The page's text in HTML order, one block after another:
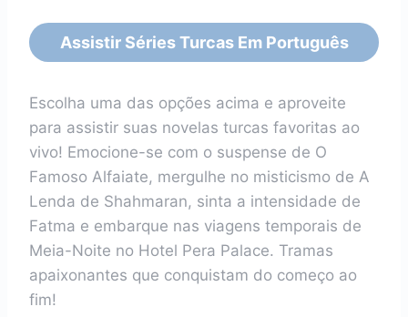
Assistir Séries Turcas Em Português
Escolha uma das opções acima e aproveite
para assistir suas novelas turcas favoritas ao
vivo! Emocione-se com o suspense de O
Famoso Alfaiate, mergulhe no misticismo de A
Lenda de Shahmaran, sinta a intensidade de
Fatma e embarque nas viagens temporais de
Meia-Noite no Hotel Pera Palace. Tramas
apaixonantes que conquistam do começo ao
fim!